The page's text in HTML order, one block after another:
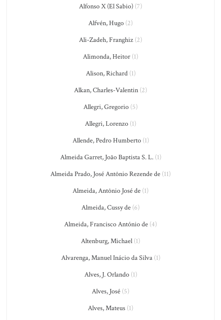
Alfonso X (El Sabio) (7)
Alfvén, Hugo (2)
Ali-Zadeh, Franghiz (2)
Alimonda, Heitor (1)
Alison, Richard(1)
Alkan, Charles-Valentin (2)
Allegri, Gregorio (5)
Allegri, Lorenzo (1)
Allende, Pedro Humberto(1)
Almeida Garret, João Baptista S. L.(1)
Almeida Prado, José Antônio Rezende de (11)
Almeida, Antônio José de (1)
Almeida, Cussy de (6)
Almeida, Francisco António de (4)
Altenburg, Michael (1)
Alvarenga, Manuel Inácio da Silva(1)
Alves, J. Orlando(1)
Alves, José (5)
Alves, Mateus (1)